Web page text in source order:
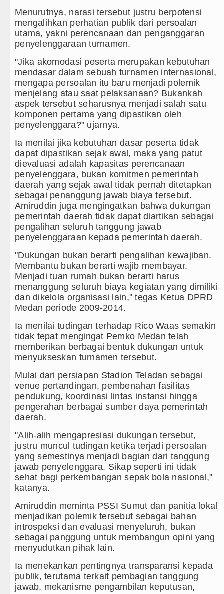
Menurutnya, narasi tersebut justru berpotensi
mengalihkan perhatian publik dari persoalan
utama, yakni perencanaan dan penganggaran
penyelenggaraan turnamen.
"Jika akomodasi peserta merupakan kebutuhan
mendasar dalam sebuah turnamen internasional,
mengapa persoalan itu baru menjadi polemik
menjelang atau saat pelaksanaan? Bukankah
aspek tersebut seharusnya menjadi salah satu
komponen pertama yang dipastikan oleh
penyelenggara?" ujarnya.
Ia menilai jika kebutuhan dasar peserta tidak
dapat dipastikan sejak awal, maka yang patut
dievaluasi adalah kapasitas perencanaan
penyelenggara, bukan komitmen pemerintah
daerah yang sejak awal tidak pernah ditetapkan
sebagai penanggung jawab biaya tersebut.
Amiruddin juga mengingatkan bahwa dukungan
pemerintah daerah tidak dapat diartikan sebagai
pengalihan seluruh tanggung jawab
penyelenggaraan kepada pemerintah daerah.
"Dukungan bukan berarti pengalihan kewajiban.
Membantu bukan berarti wajib membayar.
Menjadi tuan rumah bukan berarti harus
menanggung seluruh biaya kegiatan yang dimiliki
dan dikelola organisasi lain," tegas Ketua DPRD
Medan periode 2009-2014.
Ia menilai tudingan terhadap Rico Waas semakin
tidak tepat mengingat Pemko Medan telah
memberikan berbagai bentuk dukungan untuk
menyukseskan turnamen tersebut.
Mulai dari persiapan Stadion Teladan sebagai
venue pertandingan, pembenahan fasilitas
pendukung, koordinasi lintas instansi hingga
pengerahan berbagai sumber daya pemerintah
daerah.
"Alih-alih mengapresiasi dukungan tersebut,
justru muncul tudingan ketika terjadi persoalan
yang semestinya menjadi bagian dari tanggung
jawab penyelenggara. Sikap seperti ini tidak
sehat bagi perkembangan sepak bola nasional,"
katanya.
Amiruddin meminta PSSI Sumut dan panitia lokal
menjadikan polemik tersebut sebagai bahan
introspeksi dan evaluasi menyeluruh, bukan
sebagai panggung untuk membangun opini yang
menyudutkan pihak lain.
Ia menekankan pentingnya transparansi kepada
publik, terutama terkait pembagian tanggung
jawab, mekanisme pengambilan keputusan,